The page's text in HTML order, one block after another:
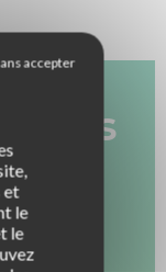
?
?
:
et
le
le